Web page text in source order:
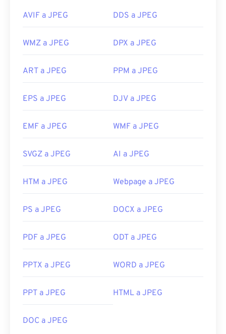
AVIF a JPEG DDS a JPEG
WMZ a JPEG DPX a JPEG
ART a JPEG PPM a JPEG
EPS a JPEG DJV a JPEG
EMF a JPEG WMF a JPEG
SVGZ a JPEG AI a JPEG
HTM a JPEG Webpage a JPEG
PS a JPEG DOCX a JPEG
PDF a JPEG ODT a JPEG
PPTX a JPEG WORD a JPEG
PPT a JPEG HTML a JPEG
DOC a JPEG